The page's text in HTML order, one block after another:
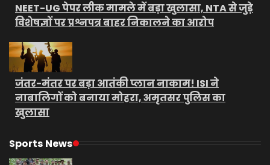
NEET-UG पेपर लीक मामले में बड़ा खुलासा, NTA से जुड़े
विशेषज्ञों पर प्रश्नपत्र बाहर निकालने का आरोप
जंतर-मंतर पर बड़ा आतंकी प्लान नाकाम! ISI ने
नाबालिगों को बनाया मोहरा, अमृतसर पुलिस का
खुलासा
Sports News